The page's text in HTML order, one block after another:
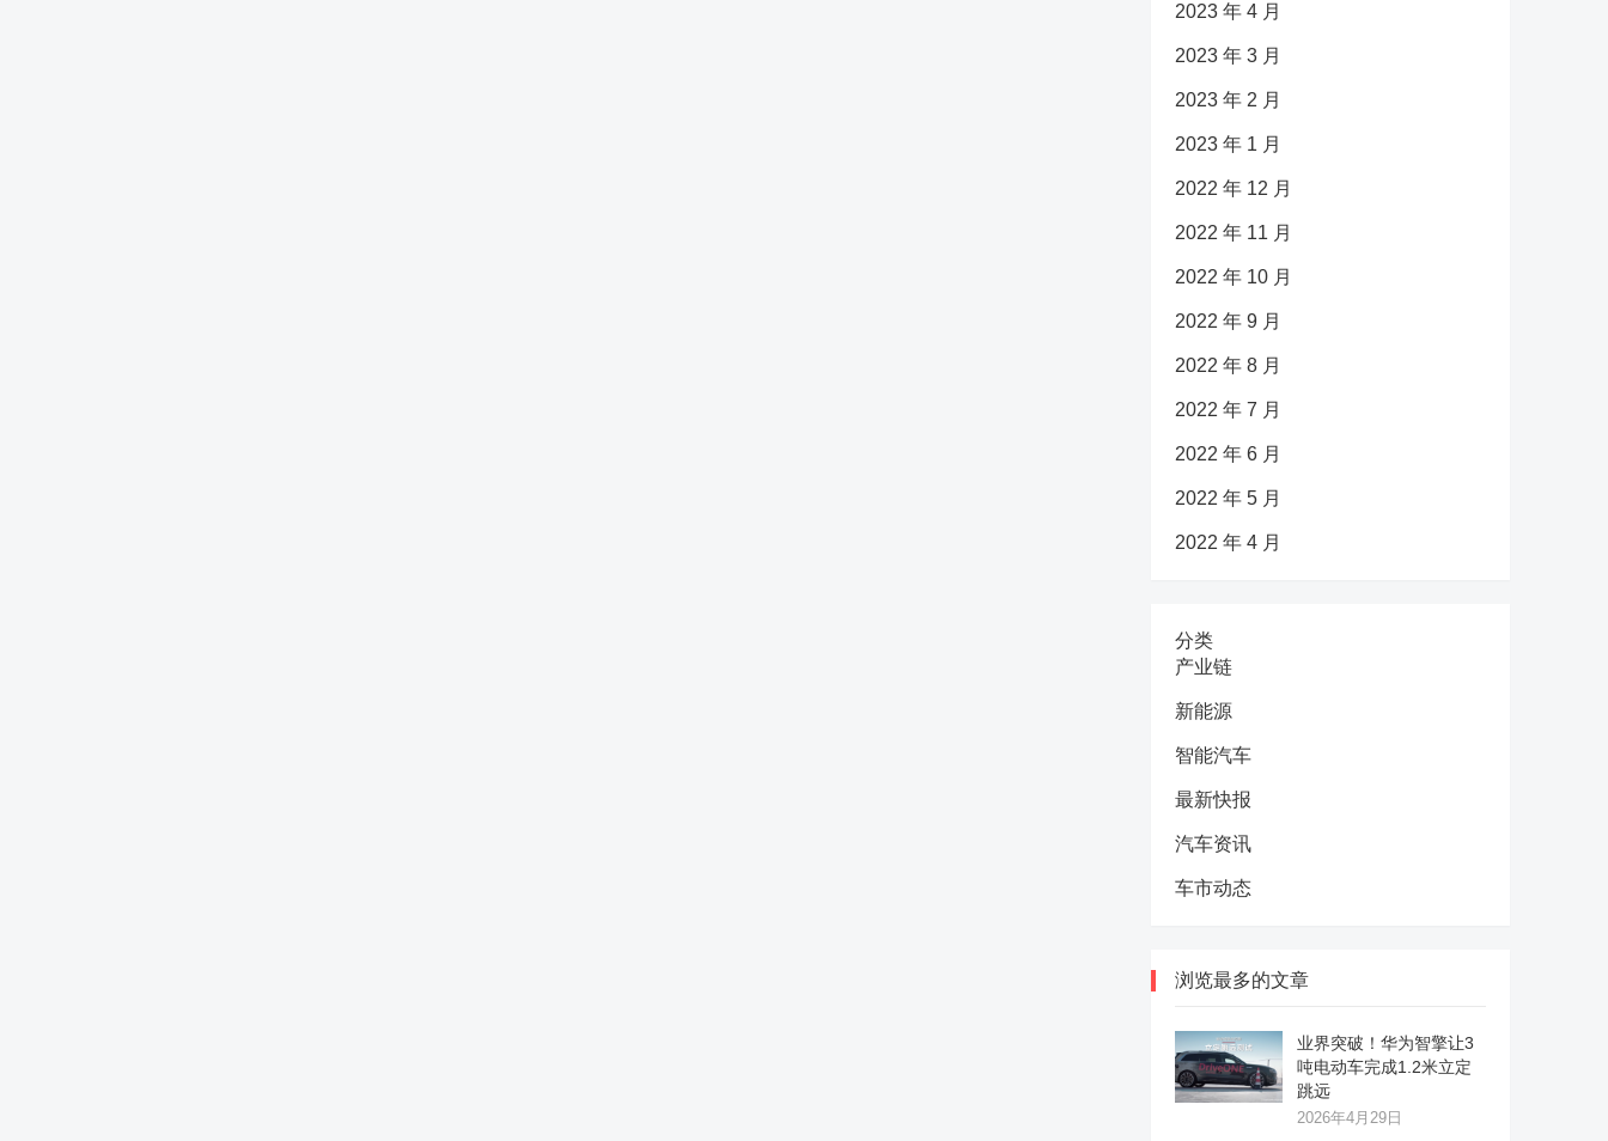
2023 年 4 月
2023 年 3 月
2023 年 2 月
2023 年 1 月
2022 年 12 月
2022 年 11 月
2022 年 10 月
2022 年 9 月
2022 年 8 月
2022 年 7 月
2022 年 6 月
2022 年 5 月
2022 年 4 月
分类
产业链
新能源
智能汽车
最新快报
汽车资讯
车市动态
浏览最多的文章
业界突破！华为智擎让3
吨电动车完成1.2米立定
跳远
2026年4月29日